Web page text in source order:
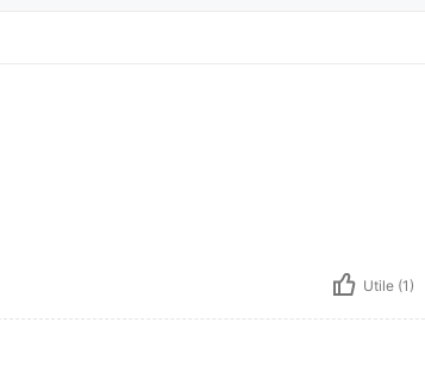
Utile (1)